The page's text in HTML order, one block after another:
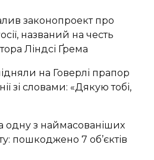
законопроект про
названий на честь
Ліндсі Ґрема
на Говерлі прапор
зі словами: «Дякую тобі,
одну з наймасованіших
пошкоджено 7 об’єктів